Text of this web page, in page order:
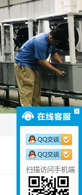
扫描访问手机端